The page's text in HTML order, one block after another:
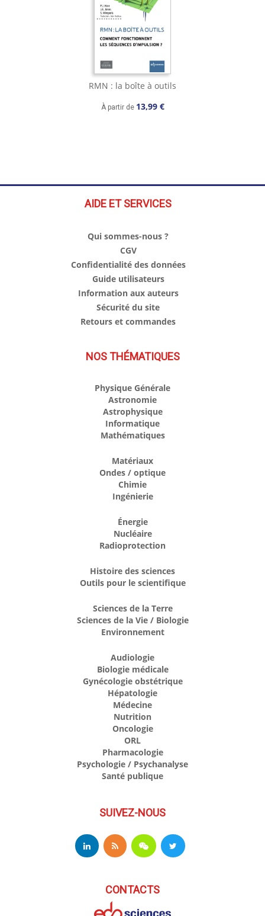
RMN : la boîte à outils
À partir de 13,99 €
AIDE ET SERVICES
Qui sommes-nous ?
CGV
Confidentialité des données
Guide utilisateurs
Information aux auteurs
Sécurité du site
Retours et commandes
NOS THÉMATIQUES
Physique Générale
Astronomie
Astrophysique
Informatique
Mathématiques
Matériaux
Ondes / optique
Chimie
Ingénierie
Énergie
Nucléaire
Radioprotection
Histoire des sciences
Outils pour le scientifique
Sciences de la Terre
Sciences de la Vie / Biologie
Environnement
Audiologie
Biologie médicale
Gynécologie obstétrique
Hépatologie
Médecine
Nutrition
Oncologie
ORL
Pharmacologie
Psychologie / Psychanalyse
Santé publique
SUIVEZ-NOUS
CONTACTS